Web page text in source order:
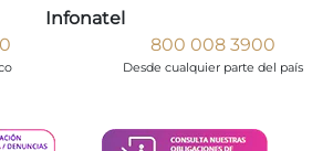
Infonatel
800 008 3900
Desde cualquier parte del país